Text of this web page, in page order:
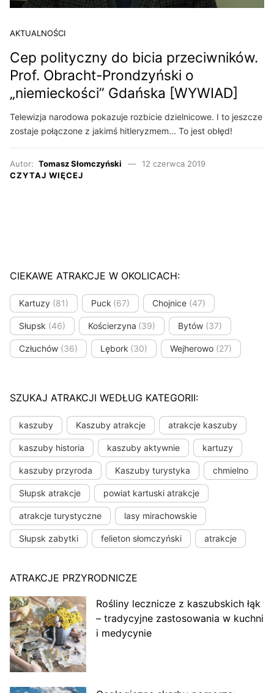
AKTUALNOŚCI
Cep polityczny do bicia przeciwników.
Prof. Obracht-Prondzyński o
„niemieckości” Gdańska [WYWIAD]
Telewizja narodowa pokazuje rozbicie dzielnicowe. I to jeszcze
zostaje połączone z jakimś hitleryzmem... To jest obłęd!
Autor: Tomasz Słomczyński
12 czerwca 2019
CZYTAJ WIĘCEJ
CIEKAWE ATRAKCJE W OKOLICACH:
Kartuzy (81) Puck (67) Chojnice (47)
Słupsk (46) Kościerzyna (39) Bytów (37)
Człuchów (36) Lębork (30) Wejherowo (27)
SZUKAJ ATRAKCJI WEDŁUG KATEGORII:
kaszuby Kaszuby atrakcje atrakcje kaszuby
kaszuby historia kaszuby aktywnie kartuzy
kaszuby przyroda Kaszuby turystyka chmielno
Słupsk atrakcje powiat kartuski atrakcje
atrakcje turystyczne lasy mirachowskie
Słupsk zabytki felieton słomczyński atrakcje
ATRAKCJE PRZYRODNICZE
Rośliny lecznicze z kaszubskich łąk
– tradycyjne zastosowania w kuchni
i medycynie